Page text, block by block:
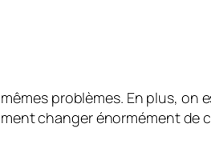
problèmes. En plus, on
changer énormément de